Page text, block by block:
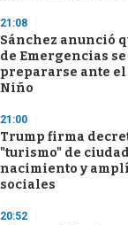
21:08
Sánchez anunció
de Emergencias
prepararse ante el
Niño
21:00
Trump firma
"turismo" de
nacimiento y
sociales
20:52